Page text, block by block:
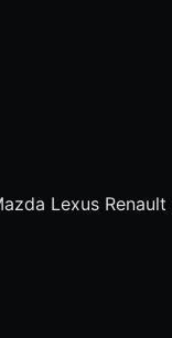
Lexus Renault